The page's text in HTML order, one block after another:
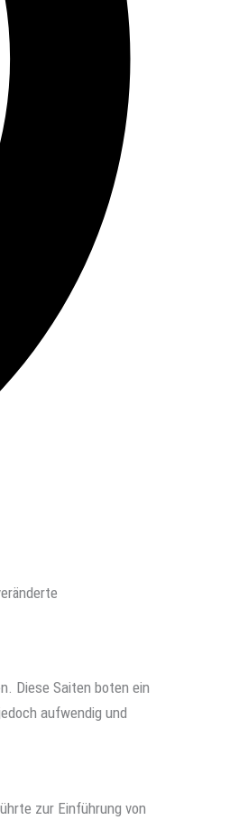
Diese Saiten boten ein
aufwendig und
zur Einführung von